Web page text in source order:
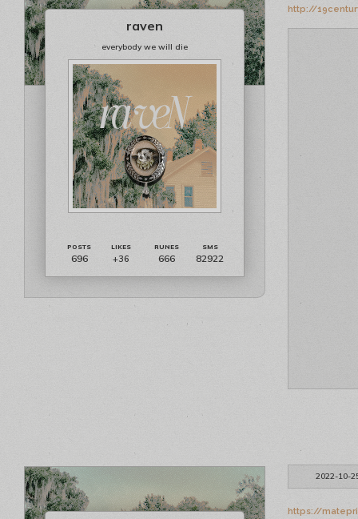
raven
everybody we will die
696 +36 666 82922
http://
2022-10-
https://